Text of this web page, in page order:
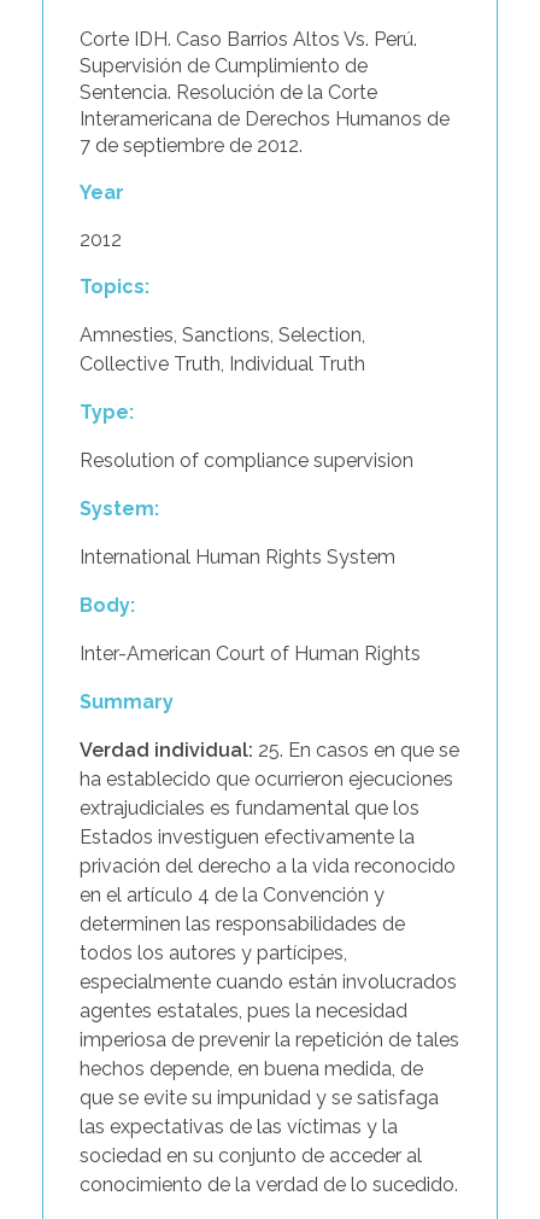
Corte IDH. Caso Barrios Altos Vs. Perú.
Supervisión de Cumplimiento de
Sentencia. Resolución de la Corte
Interamericana de Derechos Humanos de
7 de septiembre de 2012.
Year
2012
Topics:
Amnesties, Sanctions, Selection,
Collective Truth, Individual Truth
Type:
Resolution of compliance supervision
System:
International Human Rights System
Body:
Inter-American Court of Human Rights
Summary
Verdad individual: 25. En casos en que se
ha establecido que ocurrieron ejecuciones
extrajudiciales es fundamental que los
Estados investiguen efectivamente la
privación del derecho a la vida reconocido
en el artículo 4 de la Convención y
determinen las responsabilidades de
todos los autores y partícipes,
especialmente cuando están involucrados
agentes estatales, pues la necesidad
imperiosa de prevenir la repetición de tales
hechos depende, en buena medida, de
que se evite su impunidad y se satisfaga
las expectativas de las víctimas y la
sociedad en su conjunto de acceder al
conocimiento de la verdad de lo sucedido.